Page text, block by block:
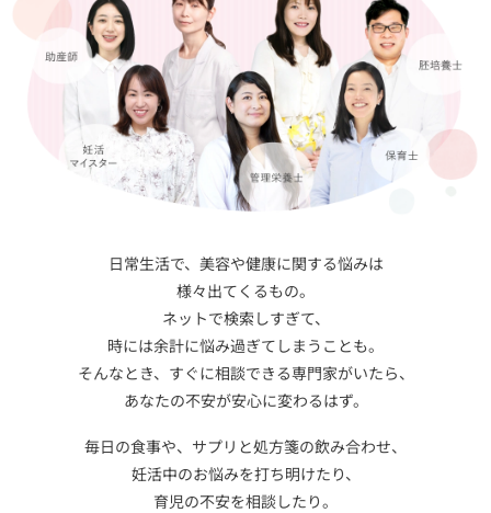
日常生活で、美容や健康に関する悩みは
様々出てくるもの。
ネットで検索しすぎて、
時には余計に悩み過ぎてしまうことも。
そんなとき、すぐに相談できる専門家がいたら、
あなたの不安が安心に変わるはず。
毎日の食事や、サプリと処方箋の飲み合わせ、
妊活中のお悩みを打ち明けたり、
育児の不安を相談したり。